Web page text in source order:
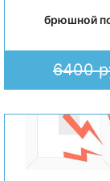
брюшной
6400